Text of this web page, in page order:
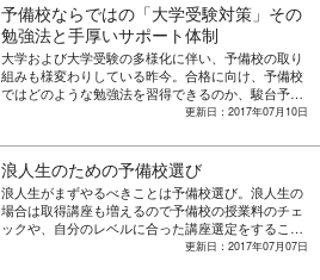
予備校ならではの「大学受験対策」その
勉強法と手厚いサポート体制
大学および大学受験の多様化に伴い、予備校の取り
組みも様変わりしている昨今。合格に向け、予備校
ではどのような勉強法を習得できるのか、駿台予備
学校に取材しました。予備校でしか受けられないサ
更新日：2017年07月10日
浪人生のための予備校選び
浪人生がまずやるべきことは予備校選び。浪人生の
場合は取得講座も増えるので予備校の授業料のチェ
ックや、自分のレベルに合った講座選定をすること
が大切です。予備校の体験入学に行ってみるなど、
更新日：2017年07月07日